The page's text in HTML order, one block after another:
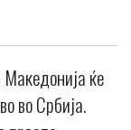
ќе
во Србија.